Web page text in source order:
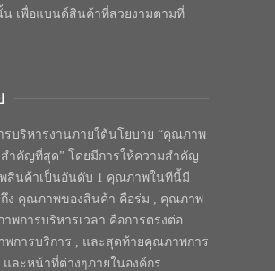
น เพื่อแบนด์สินค้าที่สวยงามตามที่
รบริหารงานภายใต้นโยบาย “คุณภาพ
สำคัญที่สุด” โดยมีการให้ความสำคัญ
สินค้าเป็นอันดับ 1 คุณภาพในทีนี้มี
ถึง คุณภาพของสินค้า คือร่ม , คุณภาพ
พการบริหารเวลา คือการตรงต่อ
พการบริการ , และสุดท้ายคุณภาพการ
และหน้าที่ต่างๆภายในองค์กร